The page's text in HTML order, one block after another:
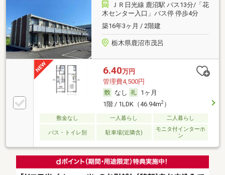
ＪＲ日光線 鹿沼駅 バス13分/「花
木センター入口」バス停 停歩4分
築16年3ヶ月 / 2階建
栃木県鹿沼市茂呂
6.40万円
管理費4,500円
なし
1ヶ月
1階 / 1LDK（46.94m2）
敷金なし 一人暮らし 二人暮らし
バス・トイレ別 駐車場(近隣含)
モニタ付インターホ
ン